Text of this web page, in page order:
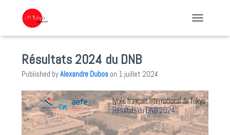
Résultats 2024 du DNB
Published byAlexandre Dubos on 1 juillet 2024